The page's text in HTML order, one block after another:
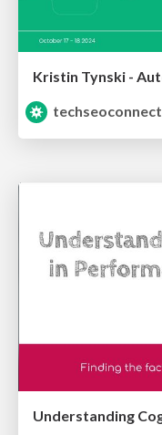
techseoconnect